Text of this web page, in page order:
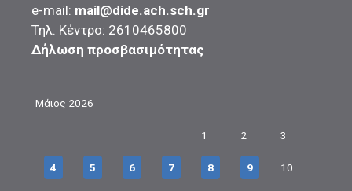
e-mail: mail@dide.ach.sch.gr
Τηλ. Κέντρο: 2610465800
Δήλωση προσβασιμότητας
Μάιος 2026
1 2 3
4 5 6 7 8 9 10